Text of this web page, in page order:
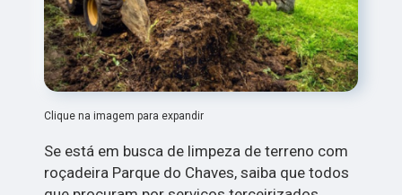
Clique na imagem para expandir
Se está em busca de limpeza de terreno com
roçadeira Parque do Chaves, saiba que todos